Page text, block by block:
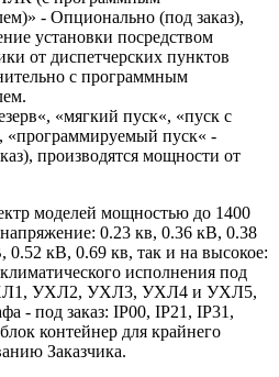
- Опционально (под заказ),
установки посредством
от диспетчерских пунктов
с программным
«мягкий пуск«, «пуск с
пуск« -
производятся мощности от
моделей мощностью до 1400
0.23 кв, 0.36 кВ, 0.38
кВ, 0.69 кв, так и на высокое:
исполнения под
УХЛ2, УХЛ3, УХЛ4 и УХЛ5,
- под заказ: IP00, IP21, IP31,
контейнер для крайнего
Заказчика.